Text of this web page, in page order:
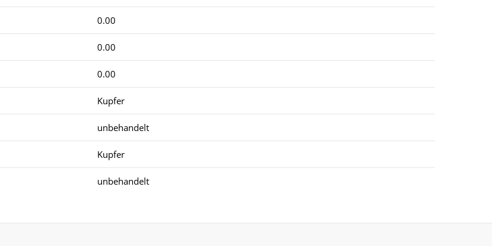
0.00
0.00
0.00
Kupfer
unbehandelt
Kupfer
unbehandelt